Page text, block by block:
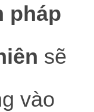
pháp
sẽ
vào